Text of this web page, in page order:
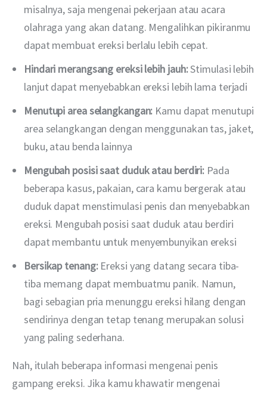
misalnya, saja mengenai pekerjaan atau acara
olahraga yang akan datang. Mengalihkan pikiranmu
dapat membuat ereksi berlalu lebih cepat.
Hindari merangsang ereksi lebih jauh:Stimulasi lebih
lanjut dapat menyebabkan ereksi lebih lama terjadi
Menutupi area selangkangan: Kamu dapat menutupi
area selangkangan dengan menggunakan tas, jaket,
buku, atau benda lainnya
Mengubah posisi saat duduk atau berdiri: Pada
beberapa kasus, pakaian, cara kamu bergerak atau
duduk dapat menstimulasi penis dan menyebabkan
ereksi. Mengubah posisi saat duduk atau berdiri
dapat membantu untuk menyembunyikan ereksi
Bersikap tenang:Ereksi yang datang secara tiba-
tiba memang dapat membuatmu panik. Namun,
bagi sebagian pria menunggu ereksi hilang dengan
sendirinya dengan tetap tenang merupakan solusi
yang paling sederhana.
Nah, itulah beberapa informasi mengenai penis
gampang ereksi. Jika kamu khawatir mengenai